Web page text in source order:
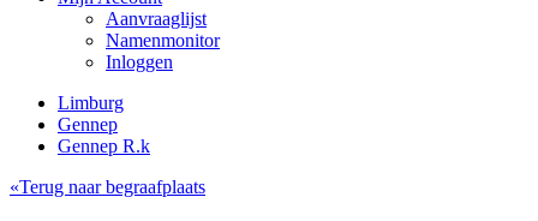
Aanvraaglijst
Namenmonitor
Inloggen
Limburg
Gennep
Gennep R.k
«Terug naar begraafplaats